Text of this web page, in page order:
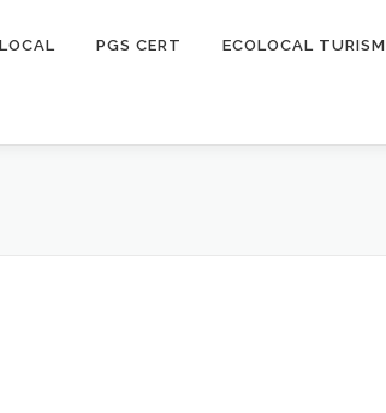
PGS CERT ECOLOCAL TURISM